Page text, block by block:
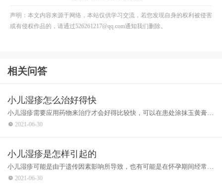
声明：本文内容来源于网络，本站仅供学习交流，若您发现自身的权利被侵害
或有侵权作品的，请通过526261217@qq.com通知我们删除。
相关问答
小儿湿疹怎么治好得快
小儿湿疹需要应用药物来治疗才会好得比较快，可以在患处涂抹玉黄膏或
者湿疹膏等药物。在涂药时最好使用一次性棉签，这样能避免皮肤发生感
2021-06-30
小儿湿疹是怎样引起的
小儿湿疹可能是由于遗传因素影响所导致，也有可能是在怀孕期间经常吸
入二手烟所导致，也不排除是因为过度的清洁皮肤造成水分流失过多，引
2021-06-30